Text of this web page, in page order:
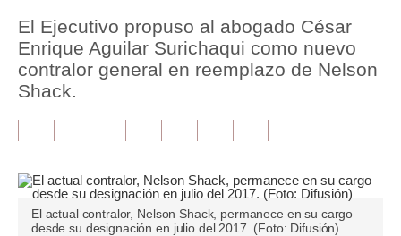
Política
Tu Dinero
Finanzas Personales
Plus G
Opinión
El Ejecutivo propuso al abogado César
Enrique Aguilar Surichaqui como nuevo
contralor general en reemplazo de Nelson
Shack.
El actual contralor, Nelson Shack, permanece en su cargo
desde su designación en julio del 2017. (Foto: Difusión)